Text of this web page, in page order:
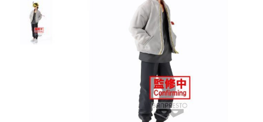
Tokyo
revengers